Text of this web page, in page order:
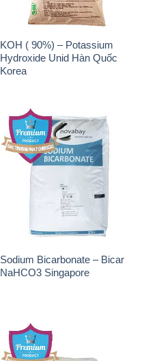
KOH ( 90%) – Potassium
Hydroxide Unid Hàn Quốc
Korea
Sodium Bicarbonate – Bicar
NaHCO3 Singapore